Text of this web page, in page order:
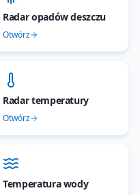
Radar opadów deszczu
Otwórz
Radar temperatury
Otwórz
Temperatura wody